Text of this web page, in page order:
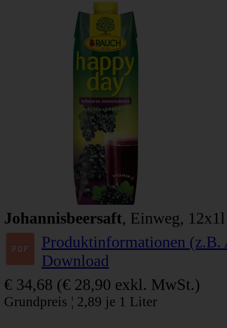
Johannisbeersaft, Einweg,
Produktinformationen
Download
€ 34,68 (€ 28,90 exkl. MwSt.)
Grundpreis ¦ 2,89 je 1 Liter